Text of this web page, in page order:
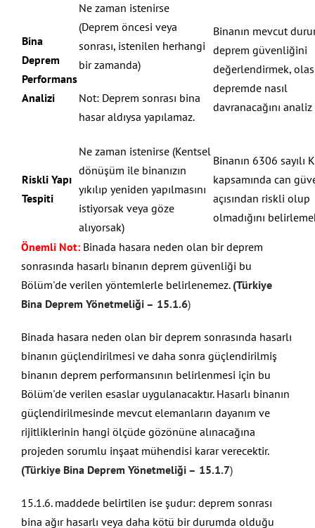
Bina
Deprem
Performans
Analizi
Ne zaman istenirse
(Deprem öncesi veya
sonrası, istenilen herhangi
bir zamanda)
Not: Deprem sonrası bina
hasar aldıysa yapılamaz.
Binanın mevcut
deprem güvenliğini
değerlendirmek,
depremde nasıl
davranacağını
Riskli Yapı
Tespiti
Ne zaman istenirse (Kentsel
dönüşüm ile binanızın
yıkılıp yeniden yapılmasını
istiyorsak veya göze
alıyorsak)
Binanın 6306 sayılı
kapsamında can
açısından riskli olup
olmadığını
Önemli Not: Binada hasara neden olan bir deprem
sonrasında hasarlı binanın deprem güvenliği bu
Bölüm'de verilen yöntemlerle belirlenemez. (Türkiye
Bina Deprem Yönetmeliği – 15.1.6)
Binada hasara neden olan bir deprem sonrasında hasarlı
binanın güçlendirilmesi ve daha sonra güçlendirilmiş
binanın deprem performansının belirlenmesi için bu
Bölüm'de verilen esaslar uygulanacaktır. Hasarlı binanın
güçlendirilmesinde mevcut elemanların dayanım ve
rijitliklerinin hangi ölçüde gözönüne alınacağına
projeden sorumlu inşaat mühendisi karar verecektir.
(Türkiye Bina Deprem Yönetmeliği – 15.1.7)
15.1.6. maddede belirtilen ise şudur: deprem sonrası
bina ağır hasarlı veya daha kötü bir durumda olduğu